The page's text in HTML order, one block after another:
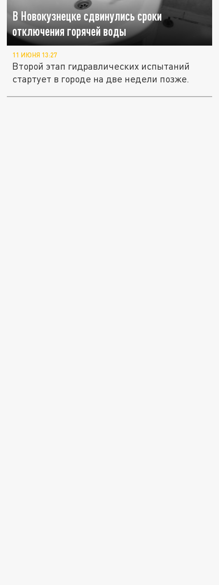
В Новокузнецке сдвинулись сроки
отключения горячей воды
11 ИЮНЯ 13:27
Второй этап гидравлических испытаний
стартует в городе на две недели позже.